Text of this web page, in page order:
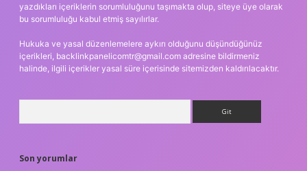
yazdıkları içeriklerin sorumluluğunu taşımakta olup, siteye üye olarak
bu sorumluluğu kabul etmiş sayılırlar.
Hukuka ve yasal düzenlemelere aykırı olduğunu düşündüğünüz
içerikleri, backlinkpanelicomtr@gmail.com adresine bildirmeniz
halinde, ilgili içerikler yasal süre içerisinde sitemizden kaldırılacaktır.
Son yorumlar